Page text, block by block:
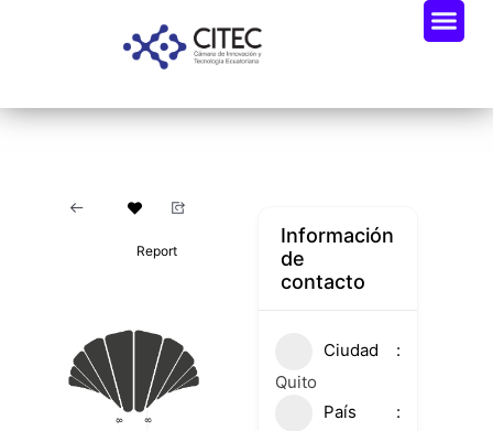
Report
Información
de
contacto
Ciudad
Quito
País